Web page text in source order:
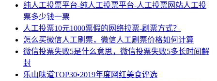
纯人工投票平台-纯人工投票平台-人工投票网站人工投
票多少钱一票
人工投票10元1000票假的网络拉票-刷票方式？
怎么买微信人工刷票，微信人工刷票价格如何计算
微信投票失败5是什么意思，微信投票失败5多长时间解
封
乐山味道TOP30•2019年度网红美食评选